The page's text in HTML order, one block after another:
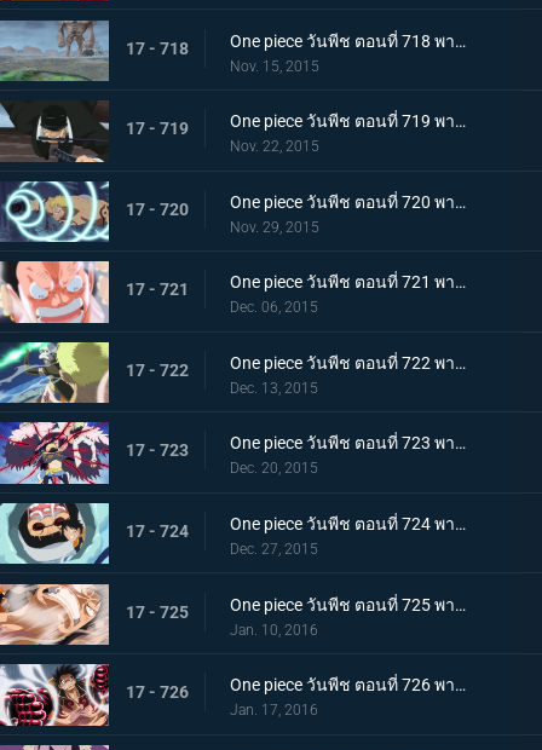
17 - 718 One piece วันพีช ตอนที่ 718 พากย์ไทย ทะยานข้ามฟาก! แผนร้ายที่แยบยลของมนุษย์หินยักษ์พีก้า!
Nov. 15, 2015
17 - 719 One piece วันพีช ตอนที่ 719 พากย์ไทย พิฆาตกลางเวหา! โซโลระเบิดสุดยอดท่าไม้ตายลับใหม่!
Nov. 22, 2015
17 - 720 One piece วันพีช ตอนที่ 720 พากย์ไทย ลาก่อนนะเบลลามี่! หมัดแห่งการจากลา!
Nov. 29, 2015
17 - 721 One piece วันพีช ตอนที่ 721 พากย์ไทย ลอว์ดับศูนย์!! ลูฟี่โจมตีอย่างบ้าคลั่ง!
Dec. 06, 2015
17 - 722 One piece วันพีช ตอนที่ 722 พากย์ไทย ดาบแห่งความมุ่งมั่น! การสวนกลับของ แกมม่าไนฟ์!!
Dec. 13, 2015
17 - 723 One piece วันพีช ตอนที่ 723 พากย์ไทย การปะทะฮาคิ! ลูฟี่ ปะทะ โดฟลามิงโก้!
Dec. 20, 2015
17 - 724 One piece วันพีช ตอนที่ 724 พากย์ไทย การโจมตีที่ไร้ผล! ความลับที่น่าตกใจของเทรโบล!
Dec. 27, 2015
17 - 725 One piece วันพีช ตอนที่ 725 พากย์ไทย ระเบิดความโกรธ! ฉันจะรับทุกอย่างไว้เอง!
Jan. 10, 2016
17 - 726 One piece วันพีช ตอนที่ 726 พากย์ไทย เกียร์สี่! มนุษย์เด้งดึ๋งสุดประหลาด!
Jan. 17, 2016